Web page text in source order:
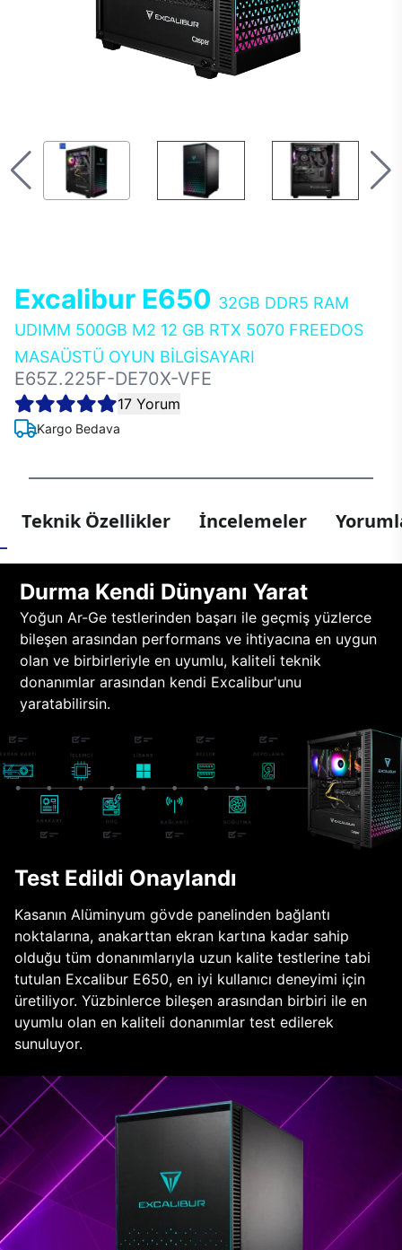
Excalibur E650 32GB DDR5 RAM
UDIMM 500GB M2 12 GB RTX 5070 FREEDOS
MASAÜSTÜ OYUN BİLGİSAYARI
E65Z.225F-DE70X-VFE
17 Yorum
Kargo Bedava
Teknik Özellikler İncelemeler
Durma Kendi Dünyanı Yarat
Yoğun Ar-Ge testlerinden başarı ile geçmiş yüzlerce
bileşen arasından performans ve ihtiyacına en uygun
olan ve birbirleriyle en uyumlu, kaliteli teknik
donanımlar arasından kendi Excalibur'unu
yaratabilirsin.
Test Edildi Onaylandı
Kasanın Alüminyum gövde panelinden bağlantı
noktalarına, anakarttan ekran kartına kadar sahip
olduğu tüm donanımlarıyla uzun kalite testlerine tabi
tutulan Excalibur E650, en iyi kullanıcı deneyimi için
üretiliyor. Yüzbinlerce bileşen arasından birbiri ile en
uyumlu olan en kaliteli donanımlar test edilerek
sunuluyor.